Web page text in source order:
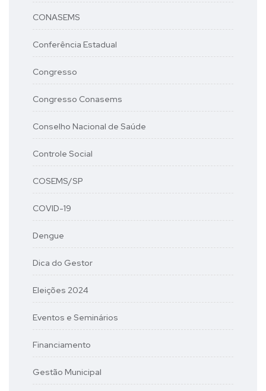
CONASEMS
Conferência Estadual
Congresso
Congresso Conasems
Conselho Nacional de Saúde
Controle Social
COSEMS/SP
COVID-19
Dengue
Dica do Gestor
Eleições 2024
Eventos e Seminários
Financiamento
Gestão Municipal